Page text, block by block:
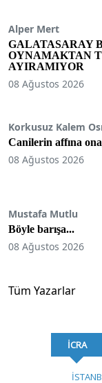
Alper Mert
GALATASARAY
OYNAMAKTAN
AYIRAMIYOR
08 Ağustos 2026
Korkusuz Kalem
Canilerin affına
08 Ağustos 2026
Mustafa Mutlu
Böyle barışa...
08 Ağustos 2026
Tüm Yazarlar